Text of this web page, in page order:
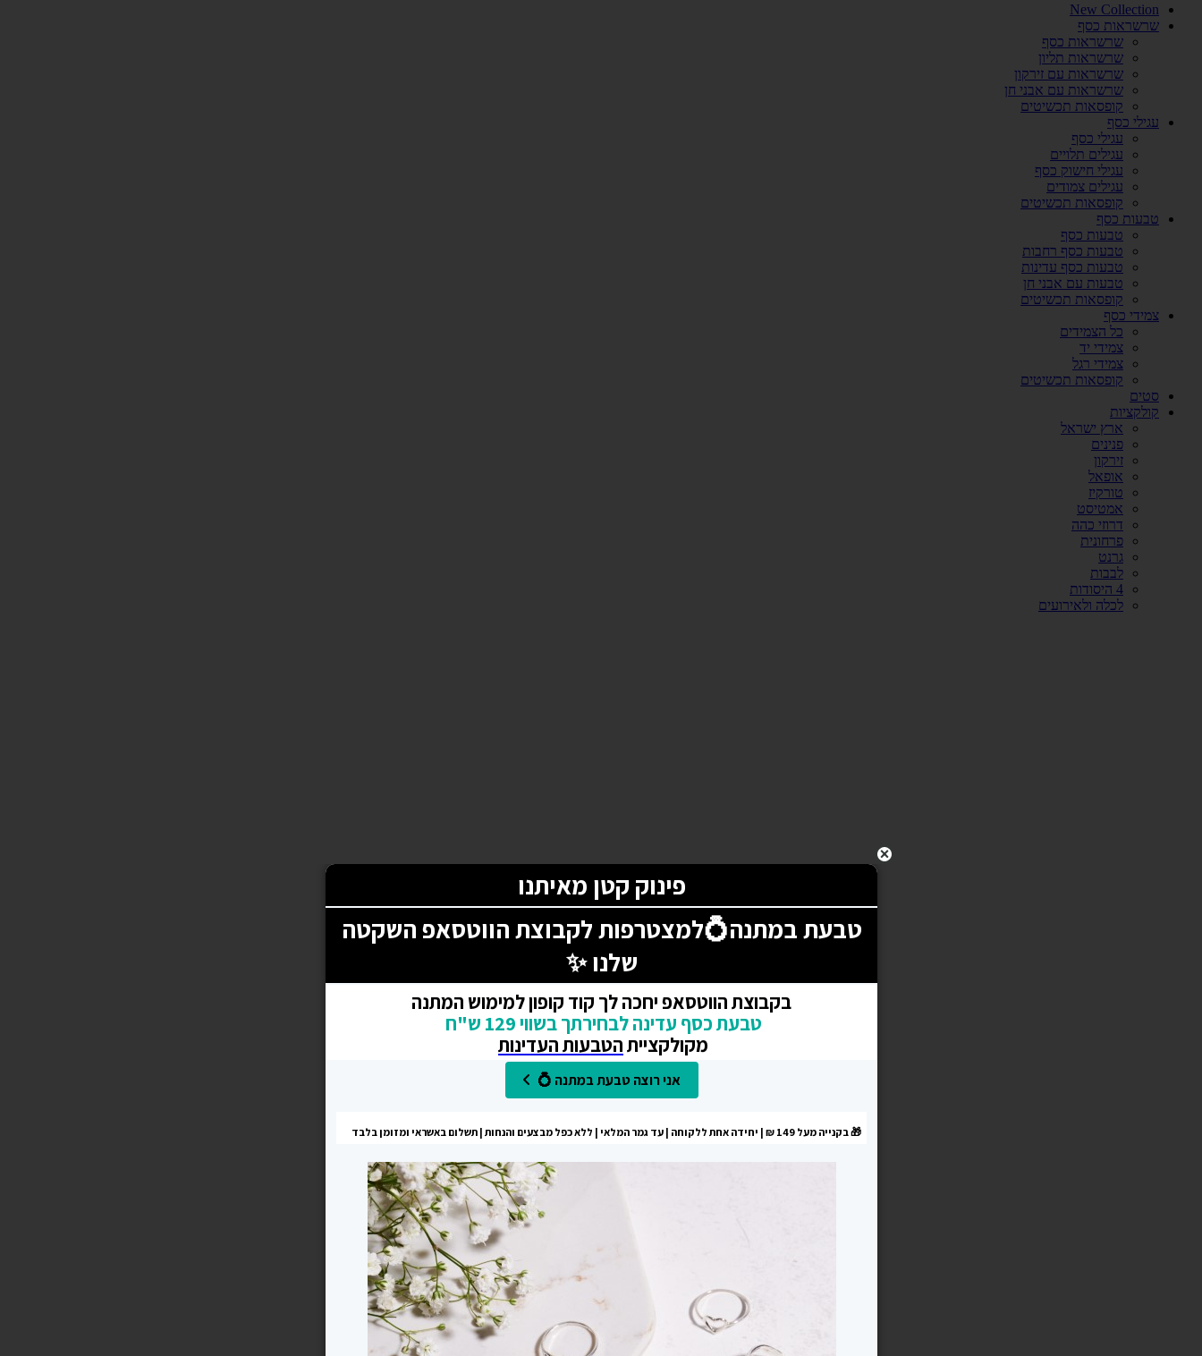
New Collection
שרשראות כסף
שרשראות כסף
שרשראות תליון
שרשראות עם זירקון
שרשראות עם אבני חן
קופסאות תכשיטים
עגילי כסף
עגילי כסף
עגילים תלויים
עגילי חישוק כסף
עגילים צמודים
קופסאות תכשיטים
טבעות כסף
טבעות כסף
טבעות כסף רחבות
טבעות כסף עדינות
טבעות עם אבני חן
קופסאות תכשיטים
צמידי כסף
כל הצמידים
צמידי יד
צמידי רגל
קופסאות תכשיטים
סטים
קולקציות
ארץ ישראל
פנינים
זירקון
אופאל
טורקיז
אמטיסט
דרוזי כהה
פרחונית
גרנט
לבבות
4 היסודות
לכלה ולאירועים